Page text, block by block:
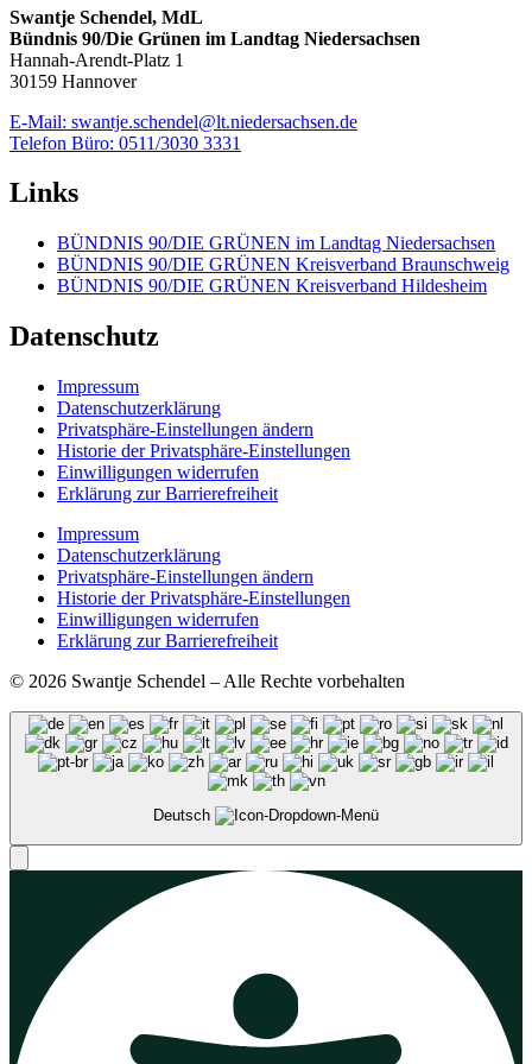
Swantje Schendel, MdL
Bündnis 90/Die Grünen im Landtag Niedersachsen
Hannah-Arendt-Platz 1
30159 Hannover
E-Mail: swantje.schendel@lt.niedersachsen.de
Telefon Büro: 0511/3030 3331
Links
BÜNDNIS 90/DIE GRÜNEN im Landtag Niedersachsen
BÜNDNIS 90/DIE GRÜNEN Kreisverband Braunschweig
BÜNDNIS 90/DIE GRÜNEN Kreisverband Hildesheim
Datenschutz
Impressum
Datenschutzerklärung
Privatsphäre-Einstellungen ändern
Historie der Privatsphäre-Einstellungen
Einwilligungen widerrufen
Erklärung zur Barrierefreiheit
Impressum
Datenschutzerklärung
Privatsphäre-Einstellungen ändern
Historie der Privatsphäre-Einstellungen
Einwilligungen widerrufen
Erklärung zur Barrierefreiheit
© 2026 Swantje Schendel – Alle Rechte vorbehalten
Deutsch